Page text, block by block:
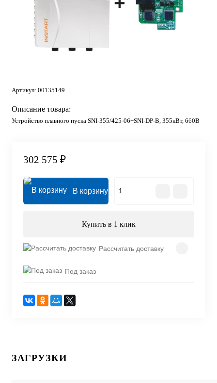
Артикул: 00135149
Описание товара:
Устройство плавного пуска SNI-355/425-06+SNI-DP-B, 355кВт, 660В
302 575 ₽
В корзину
Купить в 1 клик
Рассчитать доставку
Под заказ
ЗАГРУЗКИ